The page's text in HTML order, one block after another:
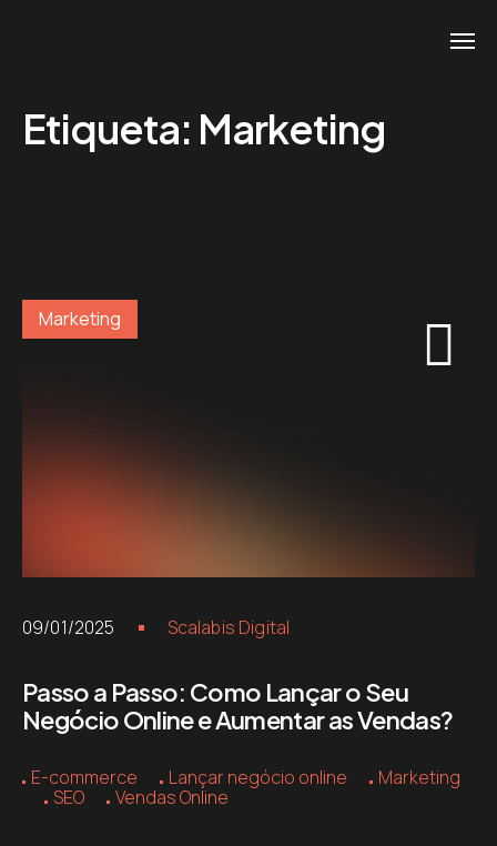
Etiqueta: Marketing
Marketing
09/01/2025 Scalabis Digital
Passo a Passo: Como Lançar o Seu
Negócio Online e Aumentar as Vendas?
E-commerce Lançar negócio online
Marketing
SEO
Vendas Online